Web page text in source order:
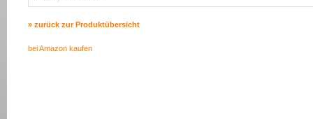
» zurück zur Produktübersicht
bei Amazon kaufen